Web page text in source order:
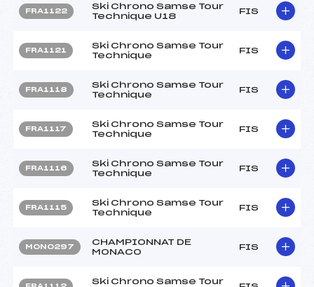
FRA1122
Ski Chrono Samse Tour
Technique U18
FIS
FRA1121
Ski Chrono Samse Tour
Technique
FIS
FRA1118
Ski Chrono Samse Tour
Technique
FIS
FRA1117
Ski Chrono Samse Tour
Technique
FIS
FRA1116
Ski Chrono Samse Tour
Technique
FIS
FRA1115
Ski Chrono Samse Tour
Technique
FIS
MON0297
CHAMPIONNAT DE
MONACO
FIS
Ski Chrono Samse Tour